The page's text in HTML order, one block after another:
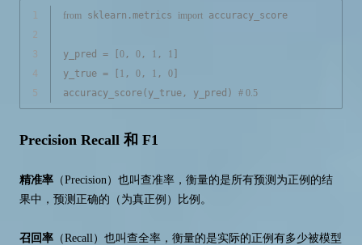
1
2
3
4
5
from sklearn.metrics import accuracy_score
y_pred = [0 , 0 , 1 , 1 ]
y_true = [ 1 , 0 , 1 , 0]
accuracy_score(y_true, y_pred) # 0.5
Precision Recall 和 F1
精准率 （Precision）也叫查准率，衡量的是所有预测为正例的结
果中，预测正确的（为真正例）比例。
召回率 （Recall）也叫查全率，衡量的是实际的正例有多少被模型